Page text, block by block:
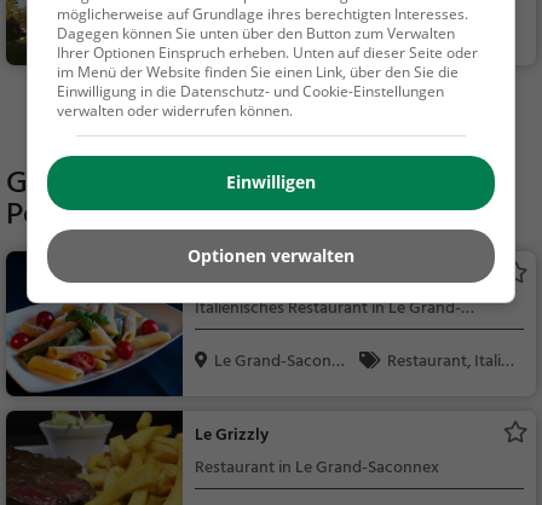
Genf, Schweiz
Familie & Kinder,
Natur
Mehr Aktivitäten in Le Grand-Saconnex finden
Gaststätten in der Nähe von Parc du
Pommier
Chez Nina
Italienisches Restaurant in Le Grand-
Saconnex
Le Grand-Saconne
Restaurant, Italie
h, Mediterran
Le Grizzly
Restaurant in Le Grand-Saconnex
möglicherweise auf Grundlage ihres berechtigten Interesses.
Dagegen können Sie unten über den Button zum Verwalten
Ihrer Optionen Einspruch erheben. Unten auf dieser Seite oder
im Menü der Website finden Sie einen Link, über den Sie die
Einwilligung in die Datenschutz- und Cookie-Einstellungen
verwalten oder widerrufen können.
Einwilligen
Optionen verwalten